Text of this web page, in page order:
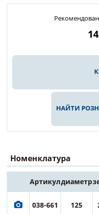
НАЙТИ
Номенклатура
Артикулдиаметр
038-661 125